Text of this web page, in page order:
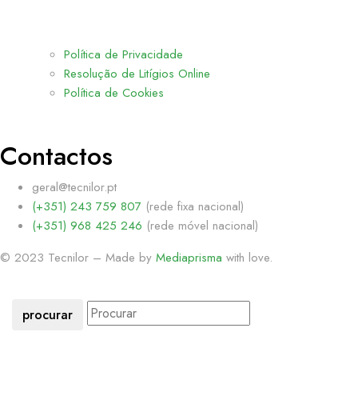
Política de Privacidade
Resolução de Litígios Online
Política de Cookies
Contactos
geral@tecnilor.pt
(+351) 243 759 807 (rede fixa nacional)
(+351) 968 425 246 (rede móvel nacional)
© 2023 Tecnilor – Made by Mediaprisma with love.
procurar